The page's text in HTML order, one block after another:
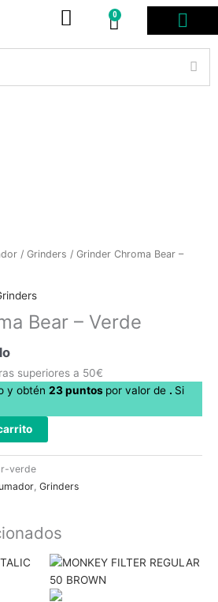
0
Carrito
/ Grinders / Grinder Chroma Bear –
Bear – Verde
superiores a 50€
y obtén 23puntos por valor de . Si
verde
, Grinders